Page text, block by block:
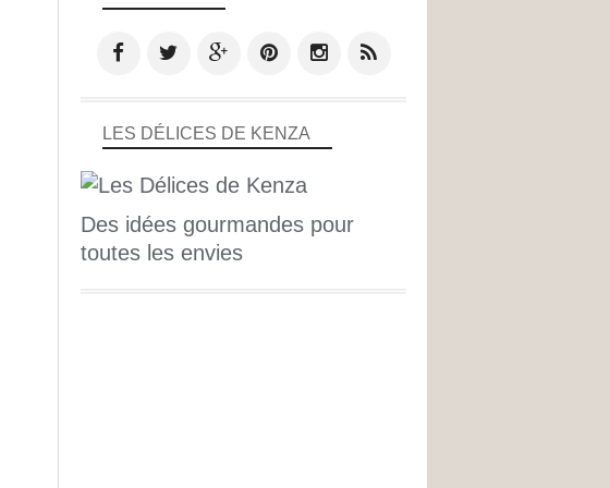
LES DÉLICES DE KENZA
Des idées gourmandes pour
toutes les envies